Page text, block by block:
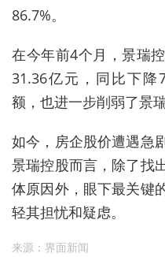
86.7%。
在今年前4个月，景瑞
31.36亿元，同比下降
额，也进一步削弱了景
如今，房企股价遭遇急
景瑞控股而言，除了找
体原因外，眼下最关键
轻其担忧和疑虑。
来源：界面新闻